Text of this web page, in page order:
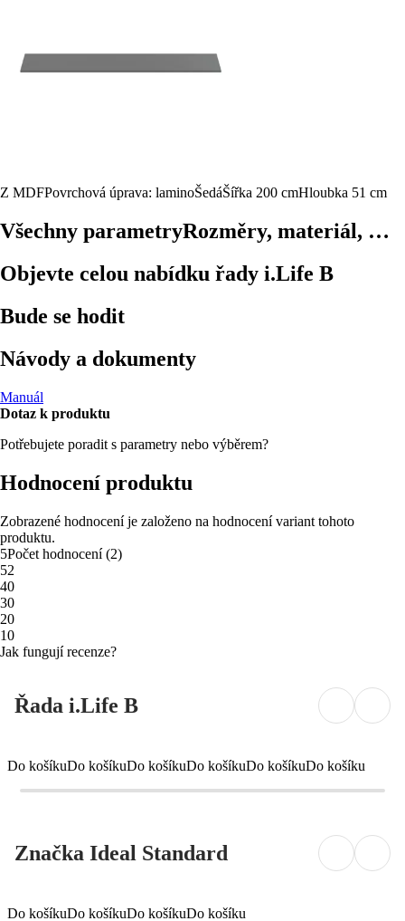
Z MDFPovrchová úprava: laminoŠedáŠířka 200 cmHloubka 51 cm
Všechny parametryRozměry, materiál, …
Objevte celou nabídku řady i.Life B
Bude se hodit
Návody a dokumenty
Manuál
Dotaz k produktu
Potřebujete poradit s parametry nebo výběrem?
Hodnocení produktu
Zobrazené hodnocení je založeno na hodnocení variant tohoto
produktu.
5Počet hodnocení(2)
52
40
30
20
10
Jak fungují recenze?
Řada i.Life B
Do košíkuDo košíkuDo košíkuDo košíkuDo košíkuDo košíku
Značka Ideal Standard
Do košíkuDo košíkuDo košíkuDo košíku